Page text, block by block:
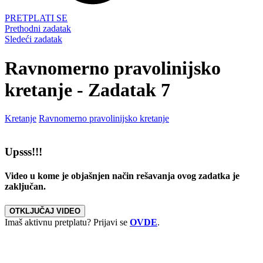
PRETPLATI SE
Prethodni zadatak
Sledeći zadatak
Ravnomerno pravolinijsko
kretanje - Zadatak 7
Kretanje Ravnomerno pravolinijsko kretanje
Upsss!!!
Video u kome je objašnjen način rešavanja ovog zadatka je
zaključan.
OTKLJUČAJ VIDEO
Imaš aktivnu pretplatu? Prijavi se OVDE.